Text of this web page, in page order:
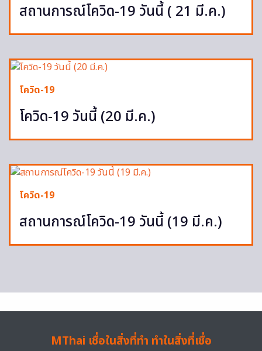
สถานการณ์โควิด-19 วันนี้ ( 21 มี.ค.)
โควิด-19
โควิด-19 วันนี้ (20 มี.ค.)
โควิด-19
สถานการณ์โควิด-19 วันนี้ (19 มี.ค.)
MThai เชื่อในสิ่งที่ทำ ทำในสิ่งที่เชื่อ